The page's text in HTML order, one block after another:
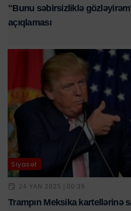
"Bunu səbirsizliklə
açıqlaması
Siyasət
24 YAN 2025 | 00:39
Trampın Meksika kartellərinə